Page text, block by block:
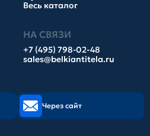
Весь каталог
НА СВЯЗИ
+7 (495) 798-02-48
sales@belkiantitela.ru
Через сайт